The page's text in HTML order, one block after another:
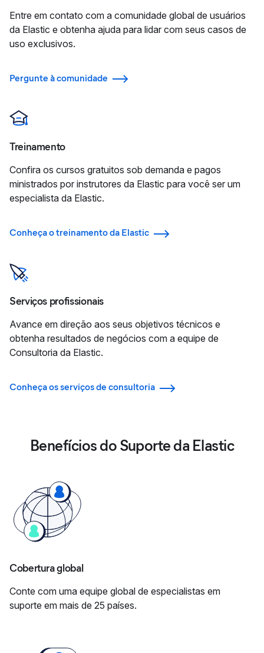
Entre em contato com a comunidade global de usuários
da Elastic e obtenha ajuda para lidar com seus casos de
uso exclusivos.
Pergunte à comunidade
Treinamento
Confira os cursos gratuitos sob demanda e pagos
ministrados por instrutores da Elastic para você ser um
especialista da Elastic.
Conheça o treinamento da Elastic
Serviços profissionais
Avance em direção aos seus objetivos técnicos e
obtenha resultados de negócios com a equipe de
Consultoria da Elastic.
Conheça os serviços de consultoria
Benefícios do Suporte da Elastic
Cobertura global
Conte com uma equipe global de especialistas em
suporte em mais de 25 países.